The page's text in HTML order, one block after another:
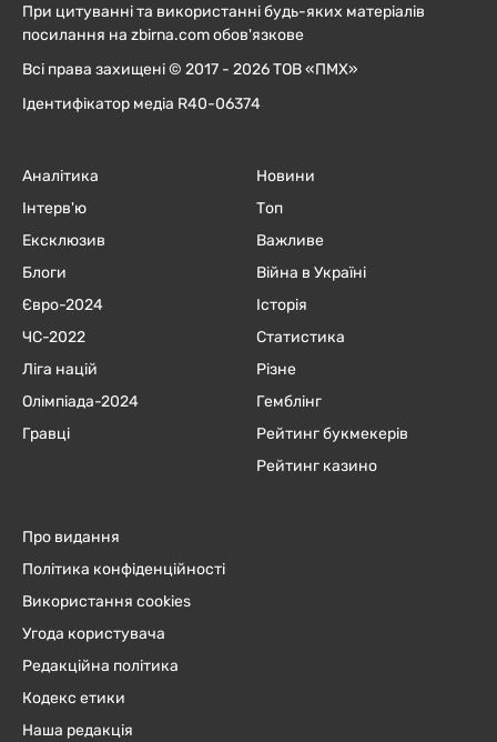
При цитуванні та використанні будь-яких матеріалів
посилання на zbirna.com обов'язкове
Всі права захищені © 2017 - 2026 ТОВ «ПМХ»
Ідентифікатор медіа R40-06374
Аналітика
Інтерв'ю
Ексклюзив
Блоги
Євро-2024
ЧC-2022
Ліга націй
Олімпіада-2024
Гравці
Новини
Топ
Важливе
Війна в Україні
Історія
Статистика
Різне
Гемблінг
Рейтинг букмекерів
Рейтинг казино
Про видання
Політика конфіденційності
Використання cookies
Угода користувача
Редакційна політика
Кодекс етики
Наша редакція